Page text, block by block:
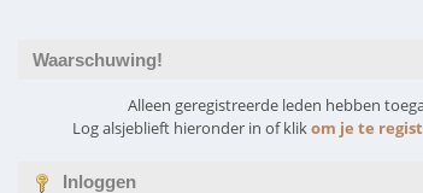
Waarschuwing!
Alleen geregistreerde leden hebben
Log alsjeblieft hieronder in of klikom je te
Inloggen